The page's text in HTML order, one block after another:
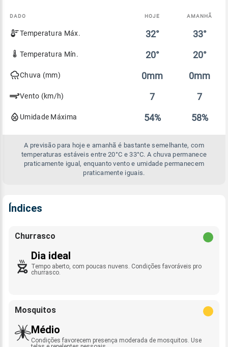
Comparativo
entre
previsão
hoje
DADO HOJE AMANHÃ
Temperatura Máx. 32° 33°
Temperatura Mín. 20° 20°
Chuva (mm) 0mm 0mm
Vento (km/h) 7 7
Umidade Máxima 54% 58%
A previsão para hoje e amanhã é bastante semelhante, com
temperaturas estáveis entre 20°C e 33°C. A chuva permanece
praticamente igual, enquanto vento e umidade permanecem
praticamente iguais.
Índices
Churrasco
Dia ideal
Tempo aberto, com poucas nuvens. Condições favoráveis pro
churrasco.
Mosquitos
Médio
Condições favorecem presença moderada de mosquitos. Use